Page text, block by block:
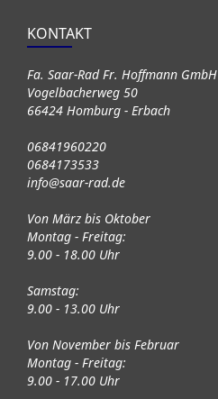
KONTAKT
Fa. Saar-Rad Fr. Hoffmann GmbH
Vogelbacherweg 50
66424 Homburg - Erbach
06841960220
0684173533
info@saar-rad.de
Von März bis Oktober
Montag - Freitag:
9.00 - 18.00 Uhr
Samstag:
9.00 - 13.00 Uhr
Von November bis Februar
Montag - Freitag:
9.00 - 17.00 Uhr